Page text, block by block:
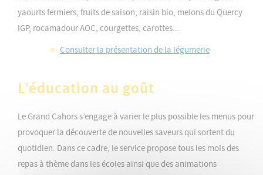
yaourts fermiers, fruits de saison, raisin bio, melons du Quercy
IGP, rocamadour AOC, courgettes, carottes...
Consulter la présentation de la légumerie
L’éducation au goût
Le Grand Cahors s’engage à varier le plus possible les menus pour
provoquer la découverte de nouvelles saveurs qui sortent du
quotidien. Dans ce cadre, le service propose tous les mois des
repas à thème dans les écoles ainsi que des animations